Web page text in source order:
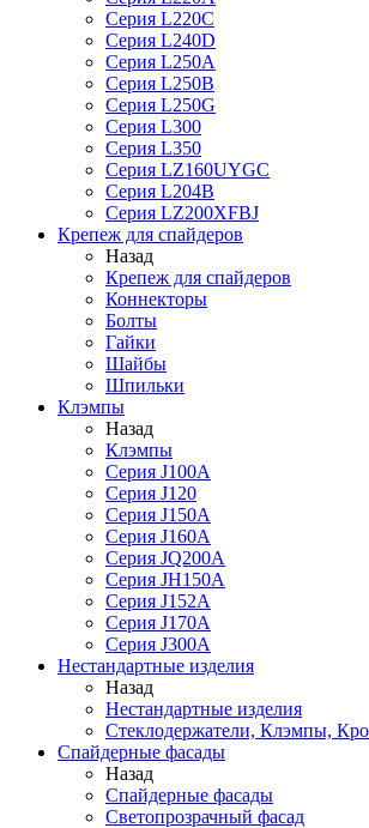
Серия L220C
Серия L240D
Серия L250A
Серия L250B
Серия L250G
Серия L300
Серия L350
Серия LZ160UYGC
Серия L204B
Серия LZ200XFBJ
Крепеж для спайдеров
Назад
Крепеж для спайдеров
Коннекторы
Болты
Гайки
Шайбы
Шпильки
Клэмпы
Назад
Клэмпы
Серия J100A
Серия J120
Серия J150A
Серия J160A
Серия JQ200A
Серия JH150A
Серия J152A
Серия J170A
Серия J300A
Нестандартные изделия
Назад
Нестандартные изделия
Стеклодержатели, Клэмпы,
Спайдерные фасады
Назад
Спайдерные фасады
Светопрозрачный фасад